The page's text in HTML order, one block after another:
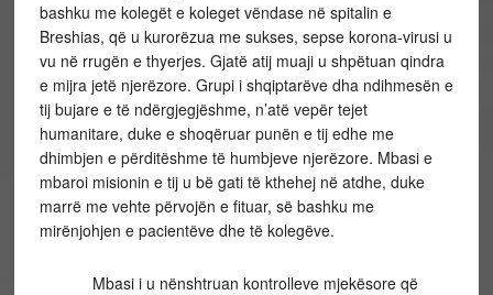
bashku me kolegët e koleget vëndase në spitalin e
Breshias, që u kurorëzua me sukses, sepse korona-virusi u
vu në rrugën e thyerjes. Gjatë atij muaji u shpëtuan qindra
e mijra jetë njerëzore. Grupi i shqiptarëve dha ndihmesën e
tij bujare e të ndërgjegjëshme, n’atë vepër tejet
humanitare, duke e shoqëruar punën e tij edhe me
dhimbjen e përditëshme të humbjeve njerëzore. Mbasi e
mbaroi misionin e tij u bë gati të kthehej në atdhe, duke
marrë me vehte përvojën e fituar, së bashku me
mirënjohjen e pacientëve dhe të kolegëve.
Mbasi i u nënshtruan kontrolleve mjekësore që